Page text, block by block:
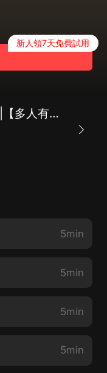
新人領7天免費試用
搶救北宋|強者回歸|【多人有聲劇】|歷史軍事|穿越爽文
5min
5min
5min
5min